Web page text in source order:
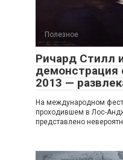
Полезное
Ричард Стилл
демонстрация
2013 —
На международном
проходившем в Лос-
представлено